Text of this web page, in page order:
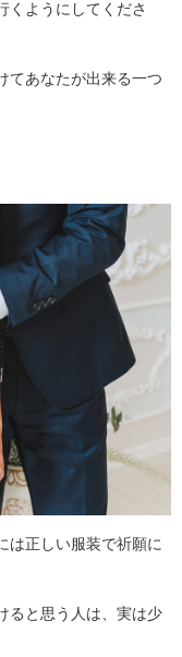
くようにしてくださ
てあなたが出来る一つ
は正しい服装で祈願に
ると思う人は、実は少